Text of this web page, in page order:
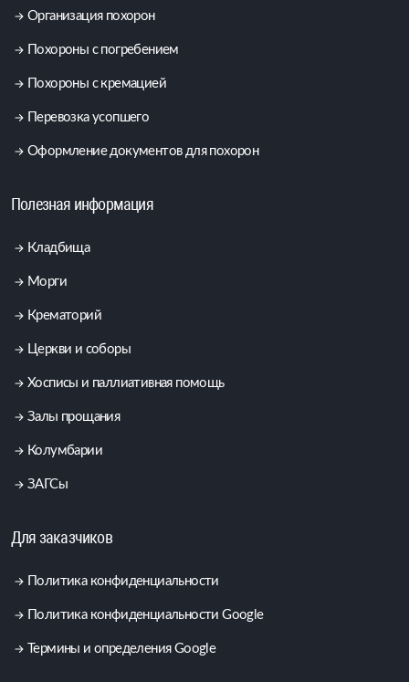
Организация похорон
Похороны с погребением
Похороны с кремацией
Перевозка усопшего
Оформление документов для похорон
Полезная информация
Кладбища
Морги
Крематорий
Церкви и соборы
Хосписы и паллиативная помощь
Залы прощания
Колумбарии
ЗАГСы
Для заказчиков
Политика конфиденциальности
Политика конфиденциальности Google
Термины и определения Google